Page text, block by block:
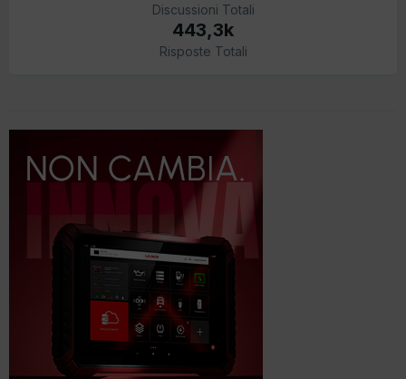
Discussioni Totali
443,3k
Risposte Totali